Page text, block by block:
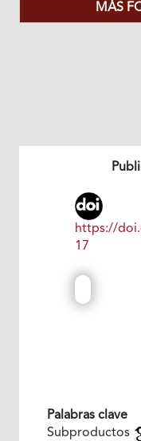
MÁS
https://
17
Palabras clave
Subproductos